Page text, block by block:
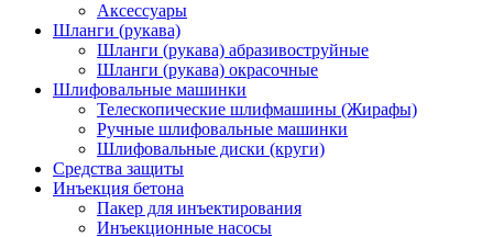
Аксессуары
Шланги (рукава)
Шланги (рукава) абразивоструйные
Шланги (рукава) окрасочные
Шлифовальные машинки
Телескопические шлифмашины (Жирафы)
Ручные шлифовальные машинки
Шлифовальные диски (круги)
Средства защиты
Инъекция бетона
Пакер для инъектирования
Инъекционные насосы